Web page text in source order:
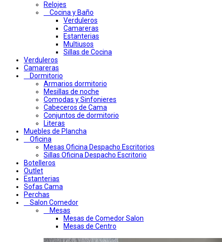
Relojes
Cocina y Baño
Verduleros
Camareras
Estanterias
Multiusos
Sillas de Cocina
Verduleros
Camareras
Dormitorio
Armarios dormitorio
Mesillas de noche
Comodas y Sinfonieres
Cabeceros de Cama
Conjuntos de dormitorio
Literas
Muebles de Plancha
Oficina
Mesas Oficina Despacho Escritorios
Sillas Oficina Despacho Escritorio
Botelleros
Outlet
Estanterias
Sofas Cama
Perchas
Salon Comedor
Mesas
Mesas de Comedor Salon
Mesas de Centro